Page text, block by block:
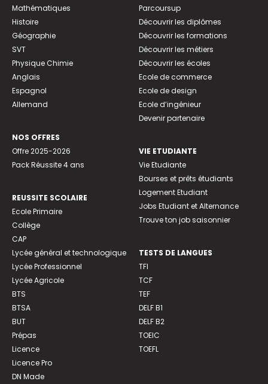
Mathématiques
Histoire
Géographie
SVT
Physique Chimie
Anglais
Espagnol
Allemand
NOS OFFRES
Offre 2025-2026
Pack Réussite 4 ans
REUSSITE SCOLAIRE
Ecole Primaire
Collège
CAP
Lycée général et technologique
Lycée Professionnel
Lycée Agricole
BTS
BTSA
BUT
Prépas
Licence
Licence Pro
DN Made
Parcoursup
Découvrir les diplômes
Découvrir les formations
Découvrir les métiers
Découvrir les écoles
Ecole de commerce
Ecole de design
Ecole d’ingénieur
Devenir partenaire
VIE ETUDIANTE
Vie Etudiante
Bourses et prêts étudiants
Logement Etudiant
Jobs Etudiant et Alternance
Trouve ton job saisonnier
TESTS DE LANGUES
TFI
TCF
TEF
DELF B1
DELF B2
TOEIC
TOEFL